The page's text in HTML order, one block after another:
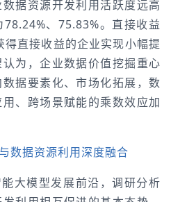
据资源开发利用活跃度远高
、75.83%。直接收益
直接收益的企业实现小幅提
为，企业数据价值挖掘重心
据要素化、市场化拓展，数
、跨场景赋能的乘数效应加
数据资源利用深度融合
大模型发展前沿，调研分析